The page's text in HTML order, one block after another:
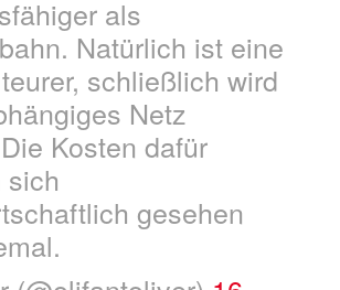
als
Natürlich ist eine
schließlich wird
Netz
Kosten dafür
sich
gesehen